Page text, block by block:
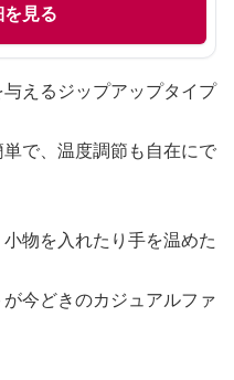
見る
えるジップアップタイプ
で、温度調節も自在にで
物を入れたり手を温めた
今どきのカジュアルファ